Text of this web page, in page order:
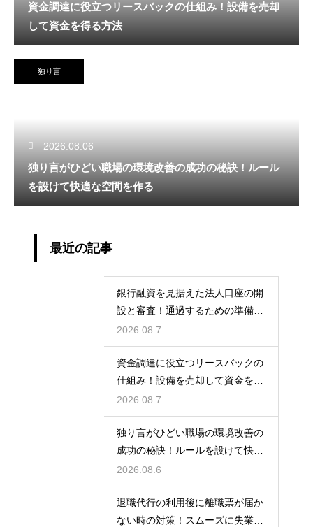
資金調達に役立つリースバックの仕組み！設備を売却
して資金を得る方法
独り言
2026.08.06
独り言がひどい職場の環境改善の成功の秘訣！ルール
を設けて快適な空間を作る
最近の記事
銀行融資を見据えた法人口座の開
設と審査！通過するための準備と
ポイント
2026.08.7
資金調達に役立つリースバックの
仕組み！設備を売却して資金を得
る方法
2026.08.7
独り言がひどい職場の環境改善の
成功の秘訣！ルールを設けて快適
な空間を作る
2026.08.6
退職代行の利用後に離職票が届か
ない時の対策！スムーズに失業保